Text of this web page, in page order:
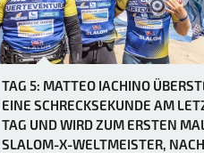
TAG 5: MATTEO IACHINO
EINE SCHRECKSEKUNDE AM
TAG UND WIRD ZUM ERSTEN
SLALOM-X-WELTMEISTER,